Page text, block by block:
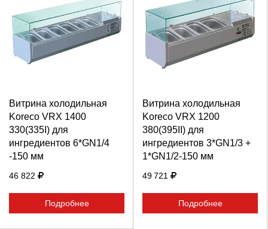
Витрина холодильная
Koreco VRX 1400
330(335I) для
ингредиентов 6*GN1/4
-150 мм
46 822
Подробнее
Выберите количество:
Продолжить Отмена
Витрина холодильная
Koreco VRX 1200
380(395II) для
ингредиентов 3*GN1/3 +
1*GN1/2-150 мм
49 721
Подробнее
Выберите количество:
Продолжить Отмена